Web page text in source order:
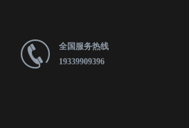
全国服务热线
19339909396